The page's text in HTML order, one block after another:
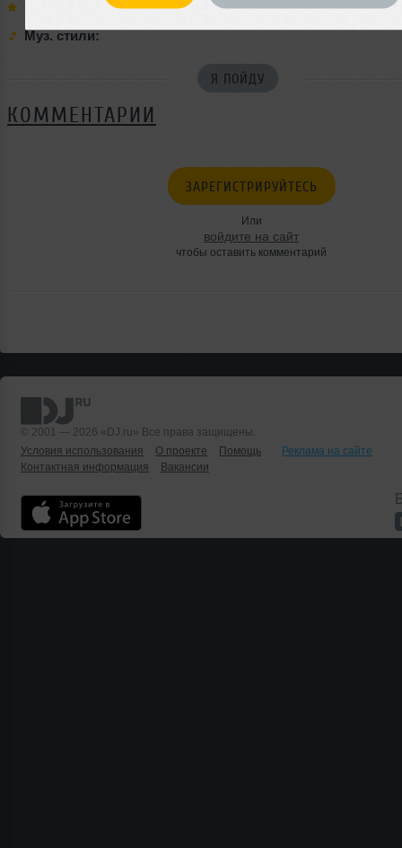
Муз. стили:
Я ПОЙДУ
КОММЕНТАРИИ
ЗАРЕГИСТРИРУЙТЕСЬ
Или
войдите на сайт
чтобы оставить комментарий
© 2001 — 2026 «DJ.ru» Все права защищены.
Условия использования
О проекте Помощь
Реклама на сайте
Контактная информация
Вакансии